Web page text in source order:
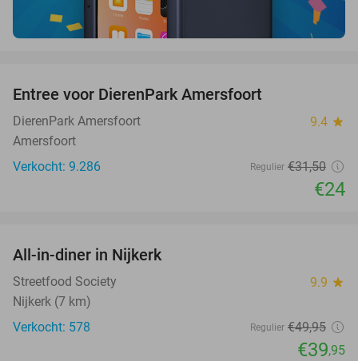
Entree voor DierenPark Amersfoort
DierenPark Amersfoort 9.4 star
Amersfoort
Verkocht: 9.286
Regulier €31,50
€24
All-in-diner in Nijkerk
Streetfood Society 9.9 star
Nijkerk (7 km)
Verkocht: 578
Regulier €49,95
€39,95